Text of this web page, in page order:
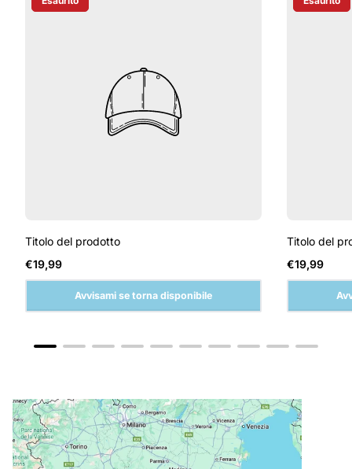
Etichetta Del Prodotto:
Titolo del prodotto
Prezzo
normale
€19,99
Avvisami se torna disponibile
Etichetta
Titolo del
Prezzo
normale
€19,99